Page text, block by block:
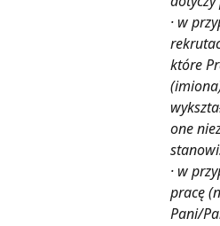
· w
które
one
· w
pracę
Pani/